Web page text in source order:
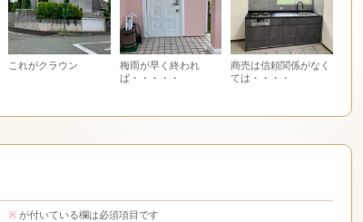
これがクラウン
梅雨が早く終われ
ば・・・・・
商売は信頼関係がなく
ては・・・・
※ が付いている欄は必須項目です